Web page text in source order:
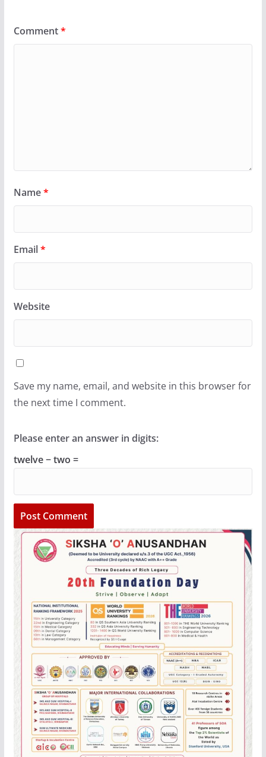
Comment*
Name*
Email*
Website
Save my name, email, and website in this browser for
the next time I comment.
Please enter an answer in digits:
twelve − two =